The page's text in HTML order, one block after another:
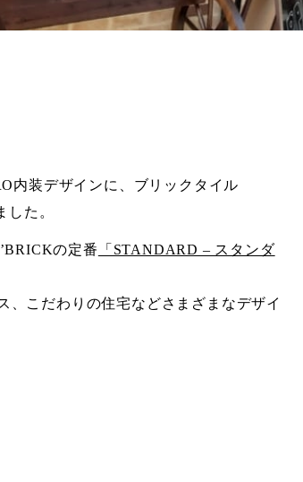
内装デザインに、ブリックタイル
した。
の定番
「STANDARD – スタンダ
、こだわりの住宅などさまざまなデザイ